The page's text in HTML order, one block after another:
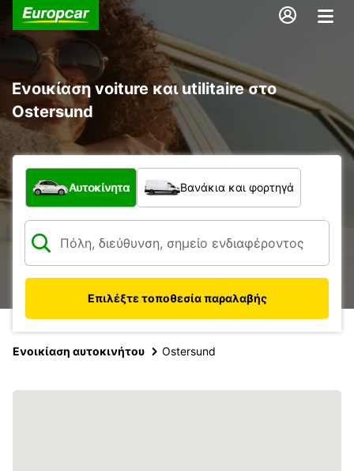
Ενοικίαση voiture και utilitaire στο
Ostersund
Τι τύπος οχήματος;
Αυτοκίνητα Βανάκια και φορτηγά
Επιλέξτε τοποθεσία παραλαβής
Ενοικίαση αυτοκινήτου Ostersund